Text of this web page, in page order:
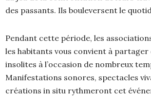
des passants. Ils bouleversent le
Pendant cette période, les
les habitants vous convient à partager
insolites à l’occasion de nombreux
Manifestations sonores, spectacles
créations in situ rythmeront cet